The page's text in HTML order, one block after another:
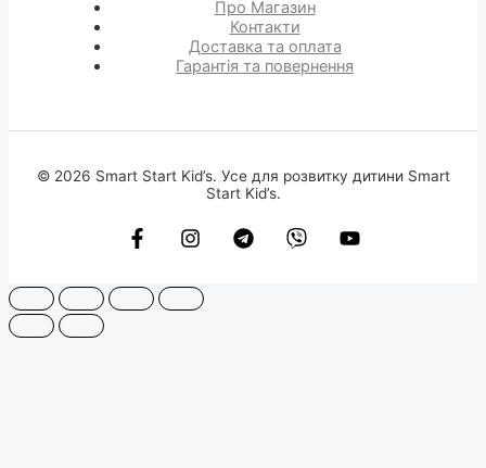
Про Магазин
Контакти
Доставка та оплата
Гарантія та повернення
© 2026 Smart Start Kid’s. Усе для розвитку дитини Smart
Start Kid’s.